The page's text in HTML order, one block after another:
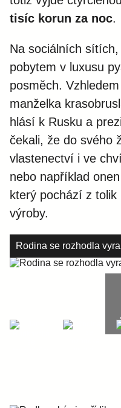
tisíc korun za noc.
Na sociálních
pobytem v luxusu
posměch.
manželka
hlásí k Rusku a
čekali, že do svého
vlastenectví i ve
nebo například
který pochází z
výroby.
Rodina se rozhodla